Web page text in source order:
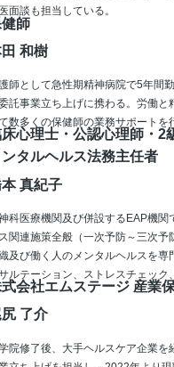
面談も担当している。
師
和樹
師として急性期精神病院で5年間
託事業立ち上げに携わる。労働と
数多くの保健師の業務サポートを
床心理士・公認心理師・2
ンタルヘルス法務主任者
真紀子
科医療機関及び併設するEAP機
関連施策全般（一次予防～三次予
及び働く人のメンタルヘルスを
ルテーション、ストレスチェック
会社エムステージ 産業
了介
院修了後、大手ヘルスケア企業